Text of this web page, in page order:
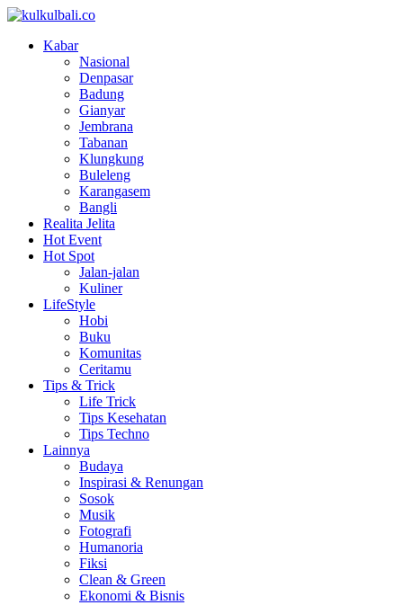
Kabar
Nasional
Denpasar
Badung
Gianyar
Jembrana
Tabanan
Klungkung
Buleleng
Karangasem
Bangli
Realita Jelita
Hot Event
Hot Spot
Jalan-jalan
Kuliner
LifeStyle
Hobi
Buku
Komunitas
Ceritamu
Tips & Trick
Life Trick
Tips Kesehatan
Tips Techno
Lainnya
Budaya
Inspirasi & Renungan
Sosok
Musik
Fotografi
Humanoria
Fiksi
Clean & Green
Ekonomi & Bisnis